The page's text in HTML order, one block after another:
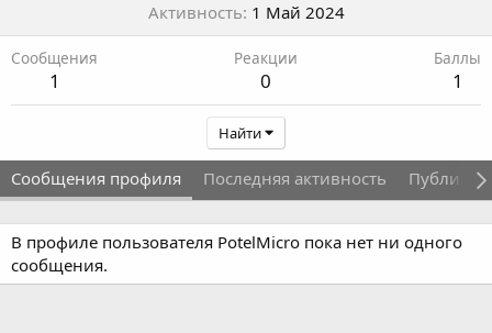
Активность 1 Май 2024
Сообщения
1
Реакции
0
Баллы
1
Найти
Сообщения профиля Последняя активность
В профиле пользователя PotelMicro пока нет ни одного
сообщения.